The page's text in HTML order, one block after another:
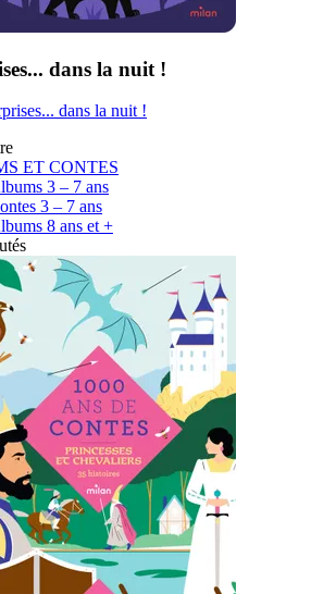
dans la nuit !
dans la nuit !
ET CONTES
3 – 7 ans
3 – 7 ans
8 ans et +